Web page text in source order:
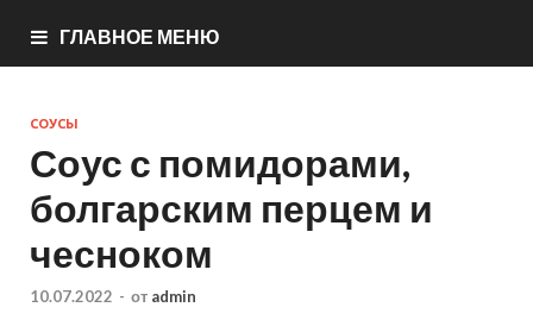
ГЛАВНОЕ МЕНЮ
СОУСЫ
Соус с помидорами,
болгарским перцем и
чесноком
10.07.2022 - от admin